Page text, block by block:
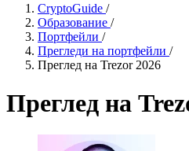
CryptoGuide /
Образование /
Портфейли /
Прегледи на портфейли /
Преглед на Trezor 2026
Преглед на